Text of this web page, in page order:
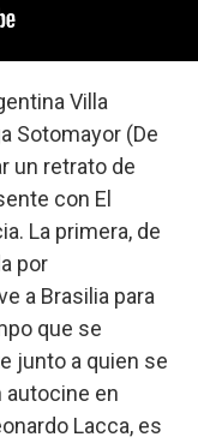
Villa
Sotomayor (De
un retrato de
con El
La primera, de
por
a Brasilia para
que se
junto a quien se
autocine en
Lacca, es